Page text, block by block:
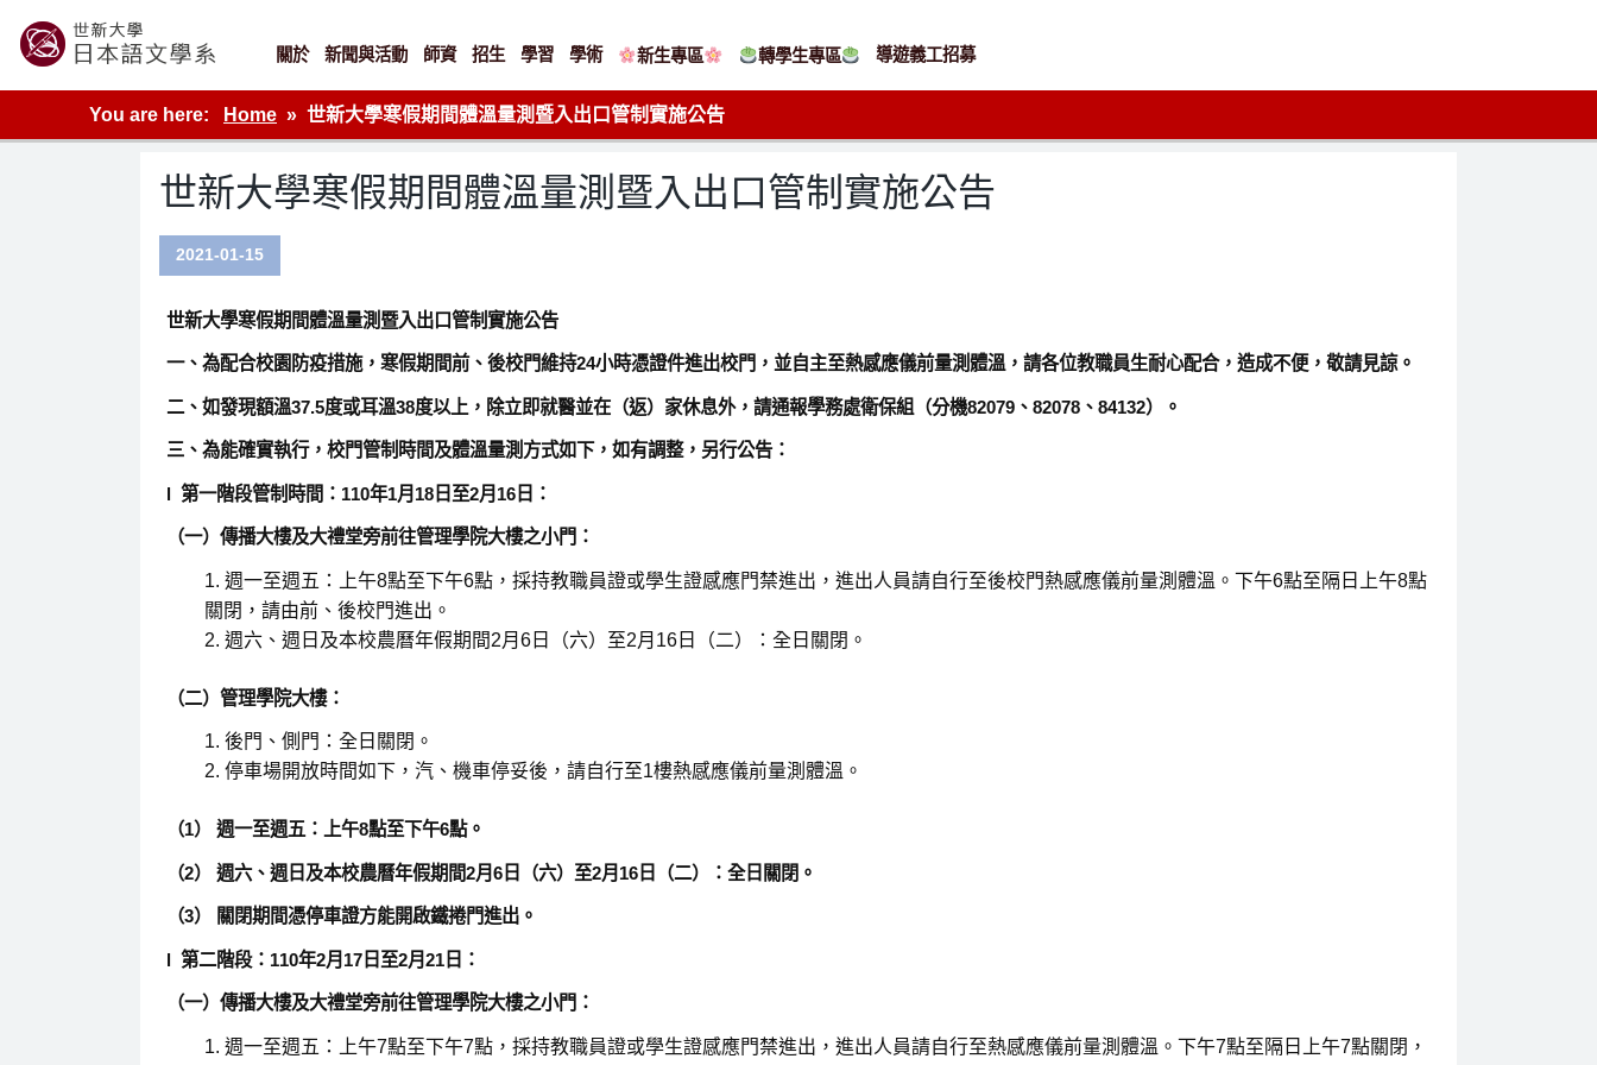
content
世新大學教學單位的網站
關於 新聞與活動 師資 招生 學習 學術 新生專區 轉學生專區 導遊義工招募
You are here: Home 世新大學寒假期間體溫量測暨入出口管制實施公告
世新大學寒假期間體溫量測暨入出口管制實施公告
2021-01-15
世新大學寒假期間體溫量測暨入出口管制實施公告
一、為配合校園防疫措施，寒假期間前、後校門維持24小時憑證件進出校門，並自主至熱感應儀前量測體溫，請各位教職員生耐心配合，造成不便，敬請見諒。
二、如發現額溫37.5度或耳溫38度以上，除立即就醫並在（返）家休息外，請通報學務處衛保組（分機82079、82078、84132）。
三、為能確實執行，校門管制時間及體溫量測方式如下，如有調整，另行公告：
l 第一階段管制時間：110年1月18日至2月16日：
（一）傳播大樓及大禮堂旁前往管理學院大樓之小門：
週一至週五：上午8點至下午6點，採持教職員證或學生證感應門禁進出，進出人員請自行至後校門熱感應儀前量測體溫。下午6點至隔日上午8點
關閉，請由前、後校門進出。
週六、週日及本校農曆年假期間2月6日（六）至2月16日（二）：全日關閉。
（二）管理學院大樓：
後門、側門：全日關閉。
停車場開放時間如下，汽、機車停妥後，請自行至1樓熱感應儀前量測體溫。
（1） 週一至週五：上午8點至下午6點。
（2） 週六、週日及本校農曆年假期間2月6日（六）至2月16日（二）：全日關閉。
（3） 關閉期間憑停車證方能開啟鐵捲門進出。
l 第二階段：110年2月17日至2月21日：
（一）傳播大樓及大禮堂旁前往管理學院大樓之小門：
週一至週五：上午7點至下午7點，採持教職員證或學生證感應門禁進出，進出人員請自行至熱感應儀前量測體溫。下午7點至隔日上午7點關閉，